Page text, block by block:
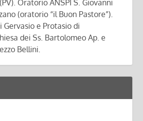
Oratorio ANSPI S. Giovanni
(oratorio “il Buon Pastore”).
Gervasio e Protasio di
dei Ss. Bartolomeo Ap. e
Bellini.